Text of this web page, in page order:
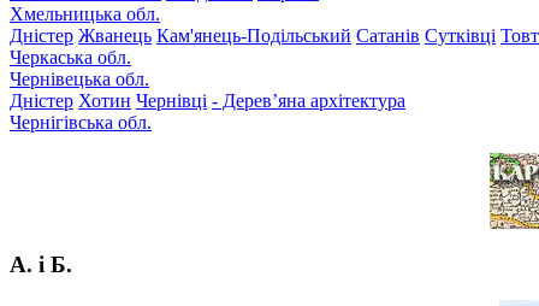
Хмельницька обл.
Дністер Жванець Кам'янець-Подільський Сатанів Сутківці
Черкаська обл.
Чернівецька обл.
Дністер Хотин Чернівці - Дерев’яна архітектура
Чернігівська обл.
А. і Б.